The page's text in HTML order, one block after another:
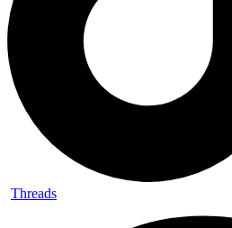
Threads